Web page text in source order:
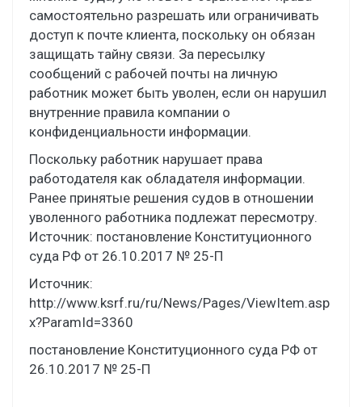
самостоятельно разрешать или ограничивать
доступ к почте клиента, поскольку он обязан
защищать тайну связи. За пересылку
сообщений с рабочей почты на личную
работник может быть уволен, если он нарушил
внутренние правила компании о
конфиденциальности информации.
Поскольку работник нарушает права
работодателя как обладателя информации.
Ранее принятые решения судов в отношении
уволенного работника подлежат пересмотру.
Источник: постановление Конституционного
суда РФ от 26.10.2017 № 25-П
Источник:
http://www.ksrf.ru/ru/News/Pages/ViewItem.asp
x?ParamId=3360
постановление Конституционного суда РФ от
26.10.2017 № 25-П